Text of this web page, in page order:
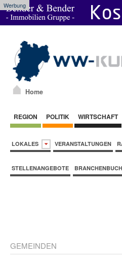
Werbung
Home
REGION POLITIK WIRTSCHAFT
LOKALES VERANSTALTUNGEN
STELLENANGEBOTE BRANCHENBUCH
GEMEINDEN